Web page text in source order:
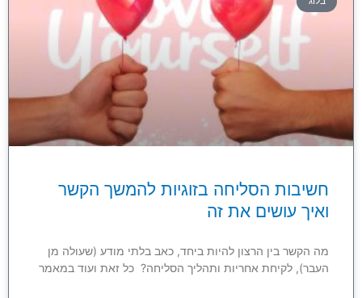
חשיבות הסליחה בזוגיות להמשך הקשר
ואיך עושים את זה
מה הקשר בין הרצון להיות ביחד, כאב בלתי מודע (שעולה מן
העבר), לקיחת אחריות ותהליך הסליחה? כל זאת ועוד במאמר